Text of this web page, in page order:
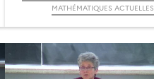
MATHÉMATIQUES ACTUELLES